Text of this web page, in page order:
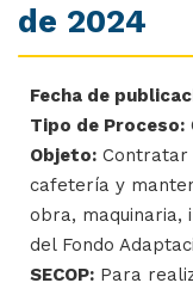
de 2024
Fecha de
Tipo de Proceso:
Objeto: Contratar
cafetería y
obra, maquinaria,
del Fondo
SECOP: Para